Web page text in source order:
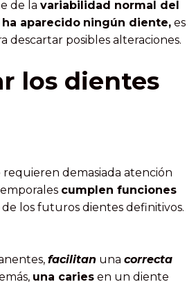
de la variabilidad normal del
ha aparecido ningún diente, es
descartar posibles alteraciones.
los dientes
requieren demasiada atención
cumplen funciones
de los futuros dientes definitivos.
facilitan una correcta
una caries en un diente